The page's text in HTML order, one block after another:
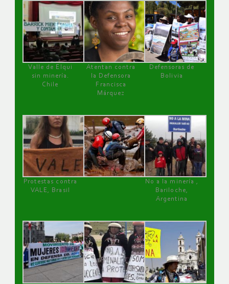
Valle de Elqui
sin minería.
Chile
Atentan contra
la Defensora
Francisca
Márquez
Defensoras de
Bolivia
Protestas contra
VALE, Brasil
No a la minería ,
Bariloche,
Argentina